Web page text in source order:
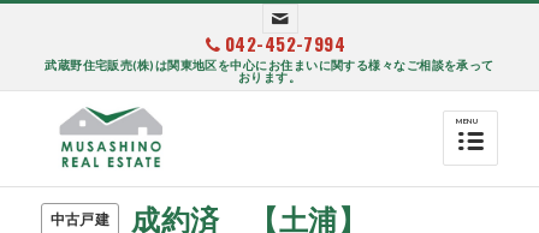
042-452-7994
武蔵野住宅販売(株)は関東地区を中心にお住まいに関する様々なご相談を承って
おります。
中古戸建 成約済 【土浦】